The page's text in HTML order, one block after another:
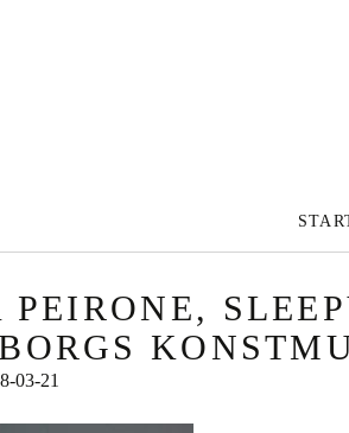
PEIRONE,
03-21